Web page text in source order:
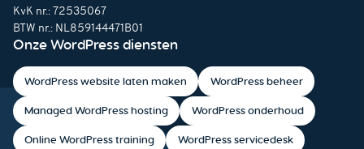
KvK nr.: 72535067
BTW nr.: NL859144471B01
Onze WordPress diensten
WordPress website laten maken WordPress beheer
Managed WordPress hosting WordPress onderhoud
Online WordPress training WordPress servicedesk